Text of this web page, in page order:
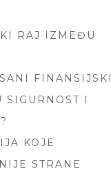
RAJ IZMEĐU
FINANSIJSKI
I
KOJE
STRANE